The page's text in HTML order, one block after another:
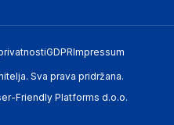
GDPRImpressum
Sva prava pridržana.
Friendly Platforms d.o.o.